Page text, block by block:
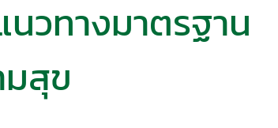
วทางมาตรฐาน
สุข